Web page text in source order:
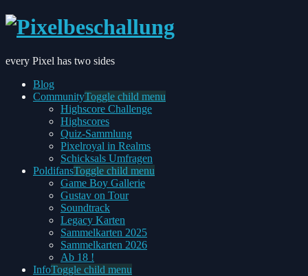
every Pixel has two sides
Blog
CommunityToggle child menu
Highscore Challenge
Highscores
Quiz-Sammlung
Pixelroyal in Realms
Schicksals Umfragen
PoldifansToggle child menu
Game Boy Gallerie
Gustav on Tour
Soundtrack
Legacy Karten
Sammelkarten 2025
Sammelkarten 2026
Ab 18 !
InfoToggle child menu